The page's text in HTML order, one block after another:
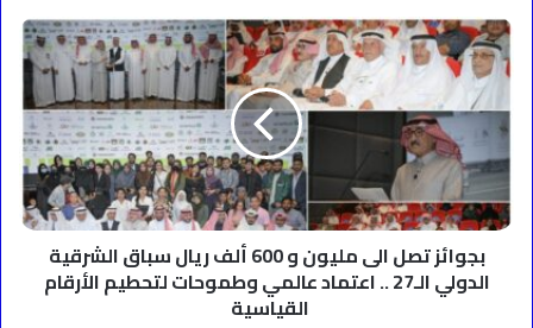
وليد
منصور
بجوائز
تصل
الى
مليون
و
600
ألف
ريال
سباق
الشرقية
الدولي
بجوائز تصل الى مليون و 600 ألف ريال سباق الشرقية
الدولي الـ27 .. اعتماد عالمي وطموحات لتحطيم الأرقام
القياسية